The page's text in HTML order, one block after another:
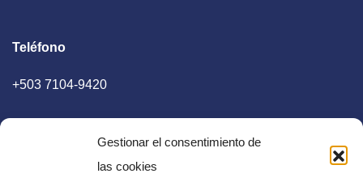
Gestionar el consentimiento de
las cookies
Teléfono
+503 7104-9420